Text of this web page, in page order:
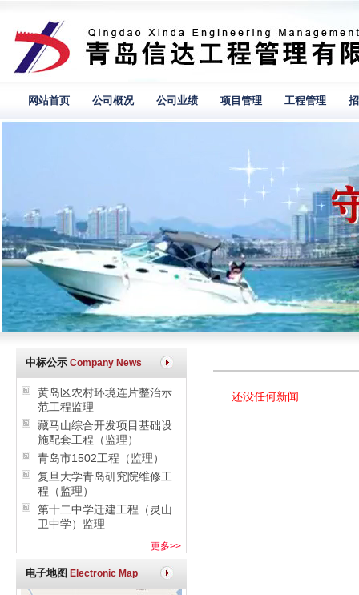
网站首页 公司概况 公司业绩 项目管理 工程管理
中标公示 Company News
黄岛区农村环境连片整治示
范工程监理
藏马山综合开发项目基础设
施配套工程（监理）
青岛市1502工程（监理）
复旦大学青岛研究院维修工
程（监理）
第十二中学迁建工程（灵山
卫中学）监理
更多>>
电子地图 Electronic Map
还没任何新闻